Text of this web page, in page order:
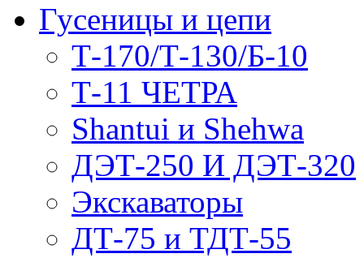
Гусеницы и цепи
Т-170/Т-130/Б-10
Т-11 ЧЕТРА
Shantui и Shehwa
ДЭТ-250 И ДЭТ-320
Экскаваторы
ДТ-75 и ТДТ-55